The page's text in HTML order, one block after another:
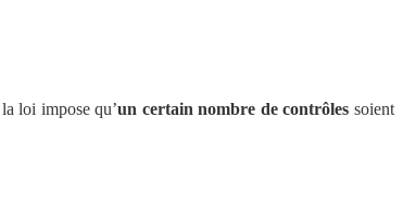
loi impose qu’un certain nombre de contrôles soient